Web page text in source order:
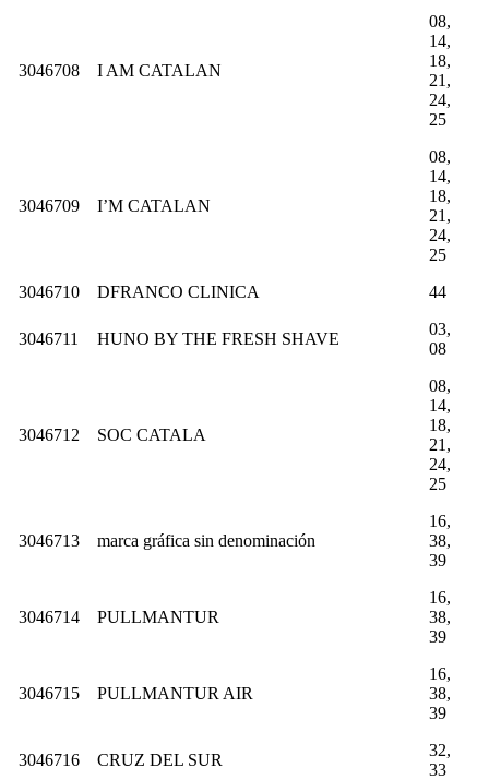
3046708 I AM CATALAN
08,
14,
18,
21,
24,
25
3046709 I’M CATALAN
08,
14,
18,
21,
24,
25
3046710
DFRANCO CLINICA 44
3046711 HUNO BY THE FRESH SHAVE
03,
08
3046712 SOC CATALA
08,
14,
18,
21,
24,
25
3046713 marca gráfica sin denominación
16,
38,
39
3046714 PULLMANTUR
16,
38,
39
3046715 PULLMANTUR AIR
16,
38,
39
3046716 CRUZ DEL SUR
32,
33